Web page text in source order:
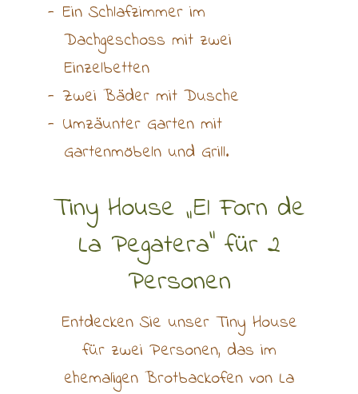
Ein Schlafzimmer im
Dachgeschoss mit zwei
Einzelbetten
Zwei Bäder mit Dusche
Umzäunter Garten mit
Gartenmöbeln und Grill.
Tiny House „El Forn de
La Pegatera” für 2
Personen
Entdecken Sie unser Tiny House
für zwei Personen, das im
ehemaligen Brotbackofen von La